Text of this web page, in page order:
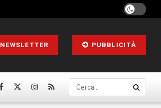
NEWSLETTER PUBBLICITÀ